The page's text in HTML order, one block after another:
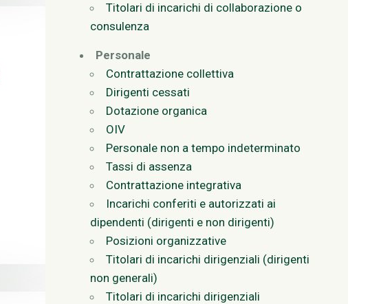
Titolari di incarichi di collaborazione o
consulenza
Personale
Contrattazione collettiva
Dirigenti cessati
Dotazione organica
OIV
Personale non a tempo indeterminato
Tassi di assenza
Contrattazione integrativa
Incarichi conferiti e autorizzati ai
dipendenti (dirigenti e non dirigenti)
Posizioni organizzative
Titolari di incarichi dirigenziali (dirigenti
non generali)
Titolari di incarichi dirigenziali